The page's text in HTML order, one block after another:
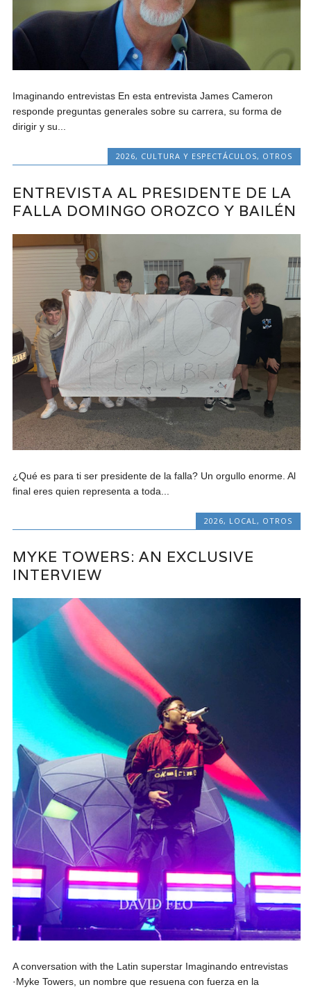
Imaginando entrevistas En esta entrevista James Cameron
responde preguntas generales sobre su carrera, su forma de
dirigir y su...
2026, CULTURA Y ESPECTÁCULOS, OTROS
ENTREVISTA AL PRESIDENTE DE LA
FALLA DOMINGO OROZCO Y BAILÉN
¿Qué es para ti ser presidente de la falla? Un orgullo enorme. Al
final eres quien representa a toda...
2026, LOCAL , OTROS
MYKE TOWERS: AN EXCLUSIVE
INTERVIEW
A conversation with the Latin superstar Imaginando entrevistas
·Myke Towers, un nombre que resuena con fuerza en la